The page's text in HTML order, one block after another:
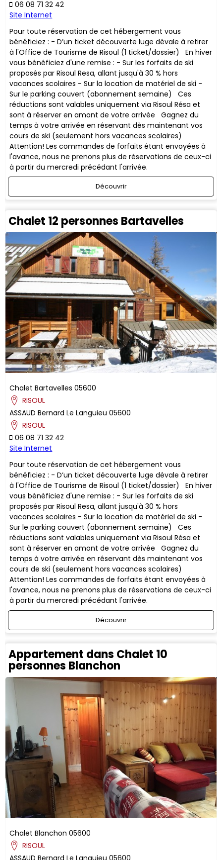
06 08 71 32 42
Site Internet
Pour toute réservation de cet hébergement vous
bénéficiez : - D’un ticket découverte luge dévale à retirer
à l'Office de Tourisme de Risoul (1 ticket/dossier) En hiver
vous bénéficiez d'une remise : - Sur les forfaits de ski
proposés par Risoul Resa, allant jusqu'à 30 % hors
vacances scolaires - Sur la location de matériel de ski -
Sur le parking couvert (abonnement semaine) ​Ces
réductions sont valables uniquement via Risoul Résa et
sont à réserver en amont de votre arrivée Gagnez du
temps à votre arrivée en réservant dès maintenant vos
cours de ski (seulement hors vacances scolaires)
Attention! Les commandes de forfaits étant envoyées à
l'avance, nous ne prenons plus de réservations de ceux-ci
à partir du mercredi précédant l'arrivée.
Découvrir
Chalet 12 personnes Bartavelles
Chalet Bartavelles 05600
RISOUL
ASSAUD Bernard Le Languieu 05600
RISOUL
06 08 71 32 42
Site Internet
Pour toute réservation de cet hébergement vous
bénéficiez : - D’un ticket découverte luge dévale à retirer
à l'Office de Tourisme de Risoul (1 ticket/dossier) En hiver
vous bénéficiez d'une remise : - Sur les forfaits de ski
proposés par Risoul Resa, allant jusqu'à 30 % hors
vacances scolaires - Sur la location de matériel de ski -
Sur le parking couvert (abonnement semaine) ​Ces
réductions sont valables uniquement via Risoul Résa et
sont à réserver en amont de votre arrivée Gagnez du
temps à votre arrivée en réservant dès maintenant vos
cours de ski (seulement hors vacances scolaires)
Attention! Les commandes de forfaits étant envoyées à
l'avance, nous ne prenons plus de réservations de ceux-ci
à partir du mercredi précédant l'arrivée.
Découvrir
Appartement dans Chalet 10
personnes Blanchon
Chalet Blanchon 05600
RISOUL
ASSAUD Bernard Le Languieu 05600